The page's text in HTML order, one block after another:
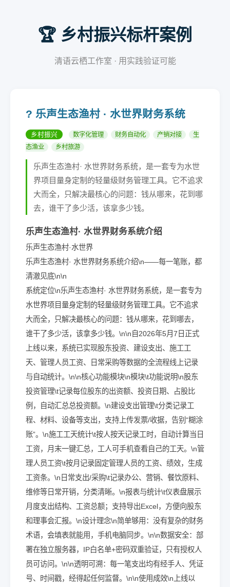
🏆 乡村振兴标杆案例
清语云栖工作室 · 用实践验证可能
? 乐声生态渔村 · 水世界财务系统
乡村振兴 数字化管理 财务自动化 产销对接
生
态渔业
乡村旅游
乐声生态渔村· 水世界财务系统，是一套专为水世
界项目量身定制的轻量级财务管理工具。它不追求
大而全，只解决最核心的问题：钱从哪来，花到哪
去，谁干了多少活，该拿多少钱。
乐声生态渔村· 水世界财务系统介绍
乐声生态渔村·水世界
乐声生态渔村· 水世界财务系统介绍\n——每一笔账，都
清澈见底\n\n
系统定位\n乐声生态渔村· 水世界财务系统，是一套专为
水世界项目量身定制的轻量级财务管理工具。它不追求
大而全，只解决最核心的问题：钱从哪来，花到哪去，
谁干了多少活，该拿多少钱。\n\n自2026年5月7日正式
上线以来，系统已实现股东投资、建设支出、施工工
天、管理人员工资、日常采购等数据的全流程线上记录
与自动统计。\n\n核心功能模块\n模块\t功能说明\n股东
投资管理\t记录每位股东的出资额、投资日期、占股比
例，自动汇总总投资额。\n建设支出管理\t分类记录工
程、材料、设备等支出，支持上传发票/收据，告别“糊涂
账”。\n施工工天统计\t按人按天记录工时，自动计算当日
工资，月末一键汇总，工人可手机查看自己的工天。\n管
理人员工资\t按月记录固定管理人员的工资、绩效，生成
工资条。\n日常支出/采购\t记录办公、营销、餐饮原料、
维修等日常开销，分类清晰。\n报表与统计\t仪表盘展示
月度支出结构、工资总额；支持导出Excel，方便向股东
和理事会汇报。\n设计理念\n简单够用：没有复杂的财务
术语，会填表就能用，手机电脑同步。\n\n数据安全：部
署在独立服务器，IP白名单+密码双重验证，只有授权人
员可访问。\n\n透明可溯：每一笔支出均有经手人、凭证
号、时间戳，经得起任何监督。\n\n使用成效\n上线以